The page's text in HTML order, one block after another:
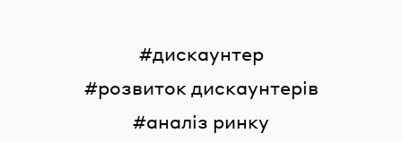
дискаунтер
розвиток дискаунтерів
аналіз ринку